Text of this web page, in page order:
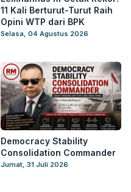
11 Kali Berturut-Turut Raih
Opini WTP dari BPK
Selasa, 04 Agustus 2026
Democracy Stability
Consolidation Commander
Jumat, 31 Juli 2026